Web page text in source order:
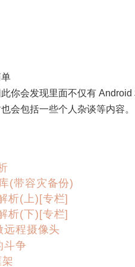
你会发现里面不仅有
会包括一些个人杂谈等内容。
(带容灾备份)
析(上)[专栏]
析(下)[专栏]
程摄像头
斗争